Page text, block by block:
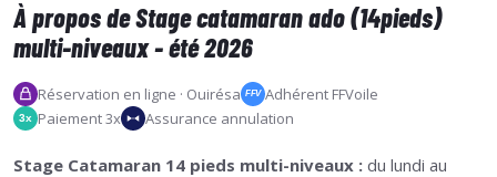
À propos de Stage catamaran ado (14pieds)
multi-niveaux - été 2026
Réservation en ligne · Ouirésa FFV Adhérent FFVoile
3x Paiement 3x Assurance annulation
Stage Catamaran 14 pieds multi-niveaux : du lundi au